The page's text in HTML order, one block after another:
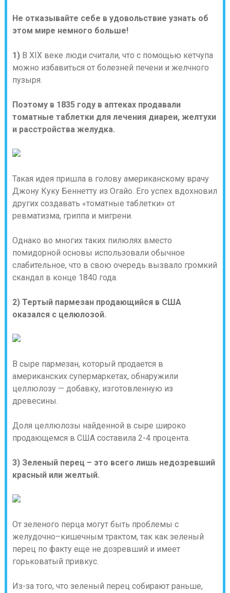
Не отказывайте себе в удовольствие узнать об
этом мире немного больше!
1)В XIX веке люди считали, что с помощью кетчупа
можно избавиться от болезней печени и желчного
пузыря.
Поэтому в 1835 году в аптеках продавали
томатные таблетки для лечения диареи, желтухи
и расстройства желудка.
Такая идея пришла в голову американскому врачу
Джону Куку Беннетту из Огайо. Его успех вдохновил
других создавать «томатные таблетки» от
ревматизма, гриппа и мигрени.
Однако во многих таких пилюлях вместо
помидорной основы использовали обычное
слабительное, что в свою очередь вызвало громкий
скандал в конце 1840 года.
2) Тертый пармезан продающийся в США
оказался с целюлозой.
В сыре пармезан, который продается в
американских супермаркетах, обнаружили
целлюлозу — добавку, изготовленную из
древесины.
Доля целлюлозы найденной в сыре широко
продающемся в США составила 2-4 процента.
3) Зеленый перец – это всего лишь недозревший
красный или желтый.
От зеленого перца могут быть проблемы с
желудочно–кишечным трактом, так как зеленый
перец по факту еще не дозревший и имеет
горьковатый привкус.
Из-за того, что зеленый перец собирают раньше,